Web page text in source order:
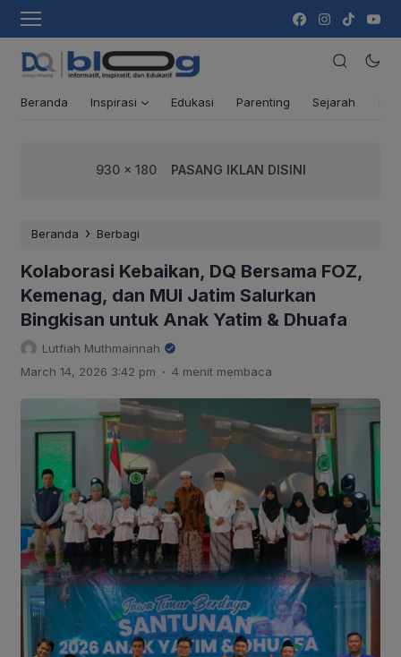
Beranda Inspirasi Edukasi Parenting Sejarah
930 x 180 PASANG IKLAN DISINI
Beranda › Berbagi
Kolaborasi Kebaikan, DQ Bersama FOZ,
Kemenag, dan MUI Jatim Salurkan
Bingkisan untuk Anak Yatim & Dhuafa
Lutfiah Muthmainnah
March 14, 2026 3:42 pm . 4 menit membaca